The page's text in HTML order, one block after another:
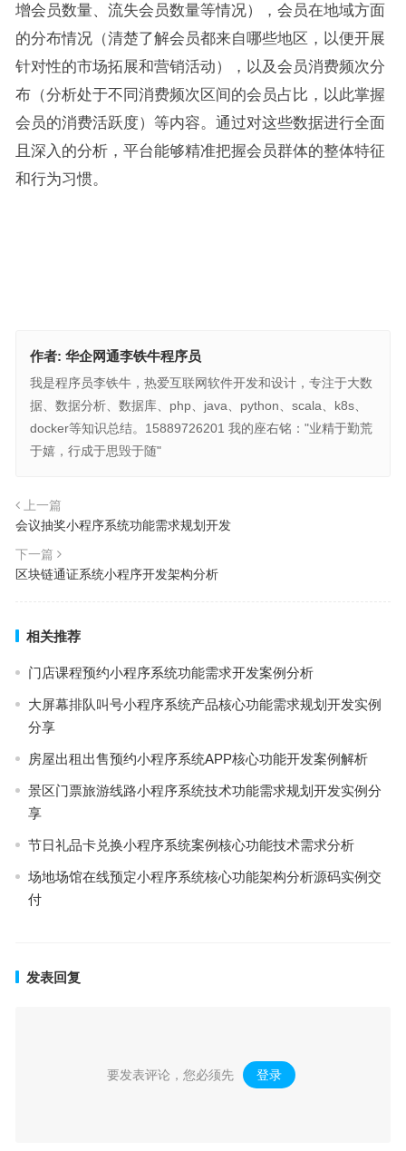
增会员数量、流失会员数量等情况），会员在地域方面
的分布情况（清楚了解会员都来自哪些地区，以便开展
针对性的市场拓展和营销活动），以及会员消费频次分
布（分析处于不同消费频次区间的会员占比，以此掌握
会员的消费活跃度）等内容。通过对这些数据进行全面
且深入的分析，平台能够精准把握会员群体的整体特征
和行为习惯。
作者: 华企网通李铁牛程序员
我是程序员李铁牛，热爱互联网软件开发和设计，专注于大数
据、数据分析、数据库、php、java、python、scala、k8s、
docker等知识总结。15889726201 我的座右铭："业精于勤荒
于嬉，行成于思毁于随"
上一篇
会议抽奖小程序系统功能需求规划开发
下一篇
区块链通证系统小程序开发架构分析
相关推荐
门店课程预约小程序系统功能需求开发案例分析
大屏幕排队叫号小程序系统产品核心功能需求规划开发实例
分享
房屋出租出售预约小程序系统APP核心功能开发案例解析
景区门票旅游线路小程序系统技术功能需求规划开发实例分
享
节日礼品卡兑换小程序系统案例核心功能技术需求分析
场地场馆在线预定小程序系统核心功能架构分析源码实例交
付
发表回复
要发表评论，您必须先 登录 。